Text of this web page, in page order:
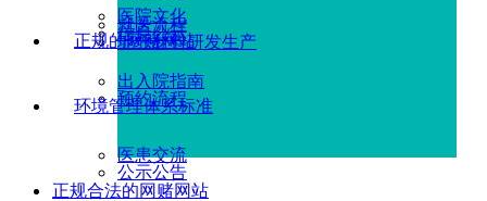
医院文化
就医流程
出入院指南
信息公示
地坪材料研发生产
预约流程
医患交流
正规的网赌网站
环境管理体系标准
公示公告
正规合法的网赌网站